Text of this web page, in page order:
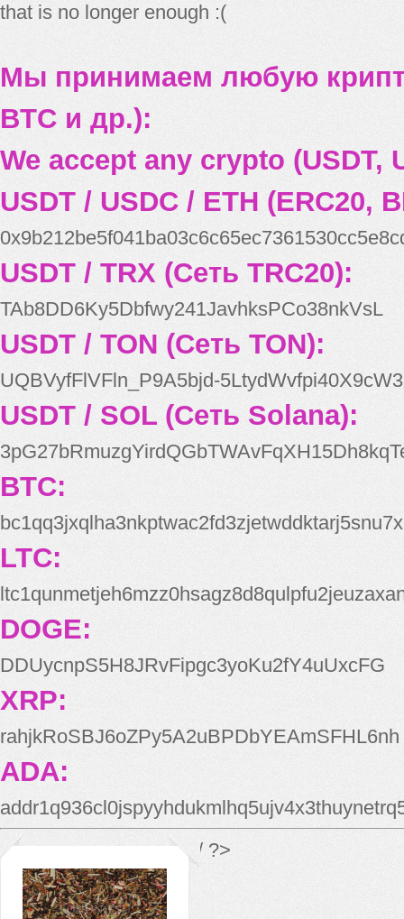
that is no longer enough :(
Мы принимаем любую
BTC и др.):
We accept any crypto (USDT,
USDT / USDC / ETH (ERC20,
USDT / TRX (Сеть TRC20):
TAb8DD6Ky5Dbfwy241JavhksPCo38nkVsL
USDT / TON (Сеть TON):
UQBVyfFlVFln_P9A5bjd-
USDT / SOL (Сеть Solana):
BTC:
bc1qq3jxqlha3nkptwac2fd3zjetwddktarj5snu7x
LTC:
DOGE:
DDUycnpS5H8JRvFipgc3yoKu2fY4uUxcFG
XRP:
rahjkRoSBJ6oZPy5A2uBPDbYEAmSFHL6nh
ADA:
*/ ?>